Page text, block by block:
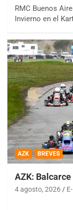
RMC Buenos
Invierno en el
AZK BREVES
AZK:
4 agosto, 2026